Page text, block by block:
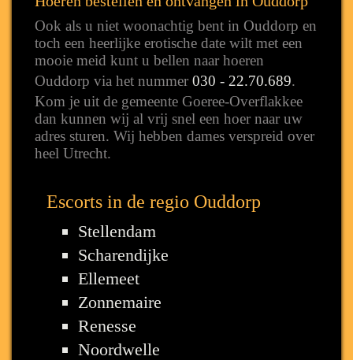
Ook als u niet woonachtig bent in Ouddorp en
toch een heerlijke erotische date wilt met een
mooie meid kunt u bellen naar hoeren
Ouddorp via het nummer 030 - 22.70.689.
Kom je uit de gemeente Goeree-Overflakkee
dan kunnen wij al vrij snel een hoer naar uw
adres sturen. Wij hebben dames verspreid over
heel Utrecht.
Escorts in de regio Ouddorp
Stellendam
Scharendijke
Ellemeet
Zonnemaire
Renesse
Noordwelle